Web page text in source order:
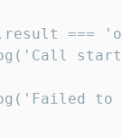
===
to